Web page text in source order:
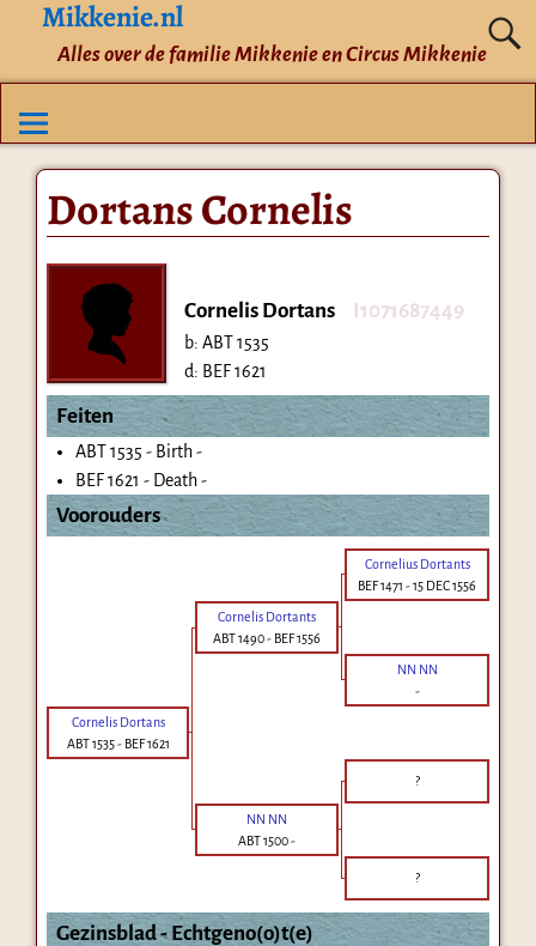
Mikkenie.nl
Alles over de familie Mikkenie en Circus Mikkenie
Dortans Cornelis
Cornelis Dortans I1071687449
b: ABT 1535
d: BEF 1621
Feiten
ABT 1535 - Birth -
BEF 1621 - Death -
Voorouders
Cornelius Dortants
BEF 1471 -15 DEC 1556
Cornelis Dortants
ABT 1490- BEF 1556
NN NN
-
Cornelis Dortans
ABT 1535- BEF 1621
?
NN NN
ABT 1500-
?
Gezinsblad - Echtgeno(o)t(e)